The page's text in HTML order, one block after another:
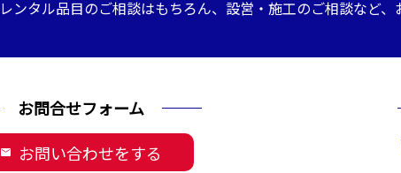
レンタル品目のご相談はもちろん、設営・施工のご相談など、
お問合せフォーム
mail お問い合わせをする